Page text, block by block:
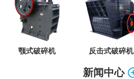
颚式破碎机 反击式破碎机
新闻中心